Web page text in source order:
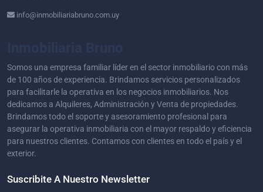
info@inmobiliariabruno.com.uy
Somos una empresa familiar líder en el sector inmobiliario con más
de 100 años de experiencia. Brindamos servicios personalizados
para facilitarle la operativa en los negocios inmobiliarios. Nos
dedicamos a Alquileres, Administración y Venta de propiedades.
Brindamos todo el soporte y asesoramiento profesional para
asegurar la operativa inmobiliaria con el mayor respaldo y eficiencia
para nuestros clientes. Contamos con clientes en todo el país y el
exterior.
Suscribite A Nuestro Newsletter